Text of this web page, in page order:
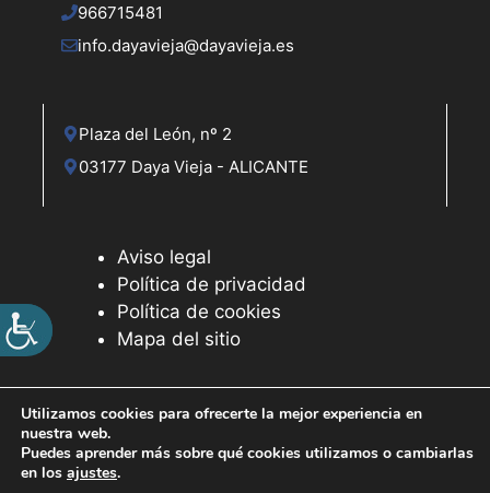
966715481
info.dayavieja@dayavieja.es
Plaza del León, nº 2
03177 Daya Vieja - ALICANTE
Aviso legal
Política de privacidad
Política de cookies
Mapa del sitio
© 2026 Web desarrollada por el Servicio de Informática de
Utilizamos cookies para ofrecerte la mejor experiencia en
nuestra web.
Puedes aprender más sobre qué cookies utilizamos o cambiarlas
en los ajustes.